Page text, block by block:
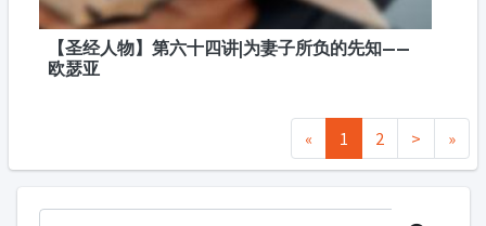
【圣经人物】第六十四讲|为妻子所负的先知——
欧瑟亚
« 1 2 > »